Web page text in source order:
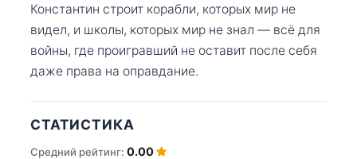
Константин строит корабли, которых мир не
видел, и школы, которых мир не знал — всё для
войны, где проигравший не оставит после себя
даже права на оправдание.
СТАТИСТИКА
Средний рейтинг: 0.00